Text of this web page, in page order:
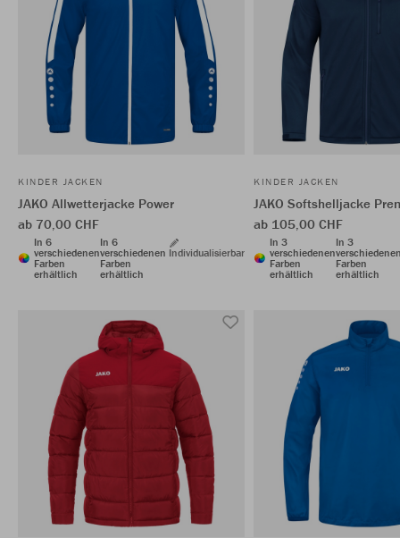
KINDER JACKEN
JAKO Allwetterjacke Power
ab 70,00 CHF
In 6
verschiedenen
Farben
erhältlich
In 6
verschiedenen
Farben
erhältlich
Individualisierbar
KINDER JACKEN
JAKO Softshelljacke
ab 105,00 CHF
In 3
verschiedenen
Farben
erhältlich
In 3
Farben
erhältlich